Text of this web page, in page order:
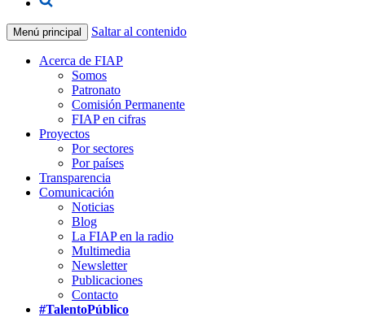
Menú principal Saltar al contenido
Acerca de FIAP
Somos
Patronato
Comisión Permanente
FIAP en cifras
Proyectos
Por sectores
Por países
Transparencia
Comunicación
Noticias
Blog
La FIAP en la radio
Multimedia
Newsletter
Publicaciones
Contacto
#TalentoPúblico